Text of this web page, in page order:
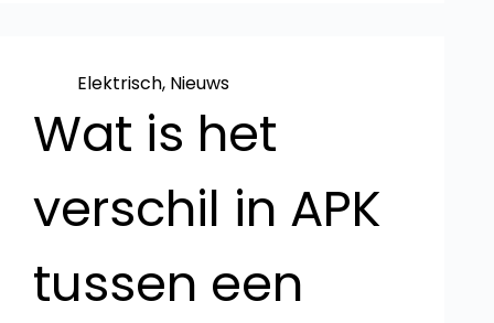
Elektrisch, Nieuws
Wat is het
verschil in APK
tussen een